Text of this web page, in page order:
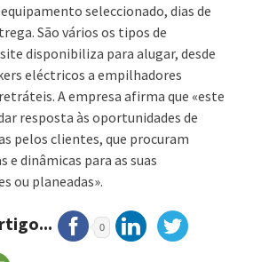
seleccionado, dias de
São vários os tipos de
disponibiliza para alugar, desde
eléctricos a empilhadores
A empresa afirma que «este
resposta às oportunidades de
pelos clientes, que procuram
e dinâmicas para as suas
ou planeadas».
0